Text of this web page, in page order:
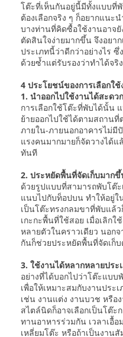
โต๊ะที่เห็นกันอยู่นี้มีทั้งแบบที่
ต้องเลือกจริง ๆ ก็อยากแนะ
บางท่านที่คิดซื้อใช้งานอาจยั
ตัดสินใจง่ายมากขึ้น จึงอยา
ประเภทนี้ว่าดีกว่าอย่างไร ซึ่
ด้วยซ้ำแต่รับรองว่าทำได้จริง
4 ประโยชน์ของการเลือกใ
1. นำออกไปใช้งานได้สะดวก
การเลือกใช้โต๊ะที่พับได้นั้น
ย้ายออกไปใช้ได้ตามสถานที่
ภายใน-ภายนอกอาคารไม่มี
แรงคนมากมายก็จัดวางได้แ
ทันที
2. ประหยัดพื้นที่จัดเก็บมาก
ด้วยรูปแบบที่สามารถพับโต๊
แนบไปกับท็อปบน ทำให้อยู่
เป็นโต๊ะทรงกลมขาที่พับแล้
เกะกะพื้นที่ใช้สอย เมื่อเลิก
หลายตัวในคราวเดียว นอก
กันก็ช่วยประหยัดพื้นที่จัดเก็บ
3. ใช้งานได้หลากหลายประ
อย่างที่ได้บอกไปว่าโต๊ะแบ
เพื่อให้เหมาะสมกับงานประ
เช่น งานแต่ง งานบวช หรือ
สไตล์นิดก็อาจเลือกเป็นโต๊ะ
ทานอาหารร่วมกัน เวลาเอื้อ
เหลี่ยมโต๊ะ หรือถ้าเป็นงาน